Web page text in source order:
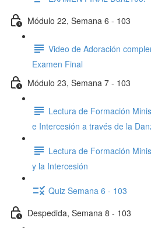
Módulo 22, Semana 6 - 103
Video de Adoración
Examen Final
Módulo 23, Semana 7 - 103
Lectura de Formación
e Intercesión a través de la
Lectura de Formación
y la Intercesión
Quiz Semana 6 - 103
Despedida, Semana 8 - 103